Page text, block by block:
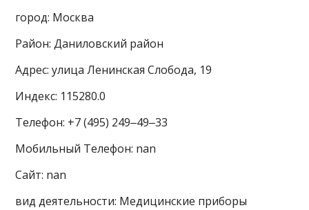
город: Москва
Район: Даниловский район
Адрес: улица Ленинская Слобода, 19
Индекс: 115280.0
Телефон: +7 (495) 249‒49‒33
Мобильный Телефон: nan
Сайт: nan
вид деятельности: Медицинские приборы